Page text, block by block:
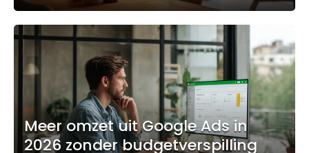
Meer omzet uit Google Ads in
2026 zonder budgetverspilling